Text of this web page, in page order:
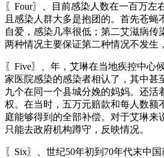
〖Four〗、目前感染人数在一百万左
且感染人群大多是抱团的。首先苍蝇
自爱，感染几率很低；第二艾滋病传
两种情况主要保证第二种情况不发生
〖Five〗、年，艾琳在当地疾控中心
家医院感染的感染者相认了，其中甚
九个在同一个县城分娩的妈妈。还活
权。在当时，五万元赔款和每人数额
庭能够得到的全部补偿。对于艾琳来
只能去政府机构蹲守，反映情况。
〖Six〗、世纪50年初到70年代末中